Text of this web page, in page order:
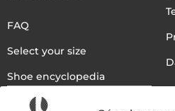
FAQ
Select your size
Shoe encyclopedia
English